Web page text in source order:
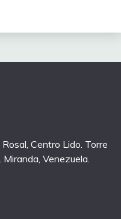
Centro Lido. Torre
Venezuela.